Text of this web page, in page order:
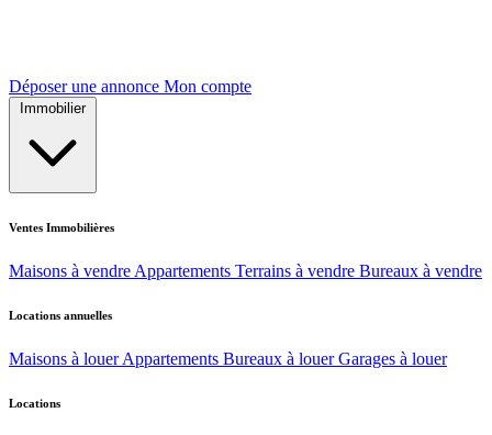
Déposer une annonce Mon compte
Immobilier
Ventes Immobilières
Maisons à vendre Appartements Terrains à vendre Bureaux à vendre
Locations annuelles
Maisons à louer Appartements Bureaux à louer Garages à louer
Locations